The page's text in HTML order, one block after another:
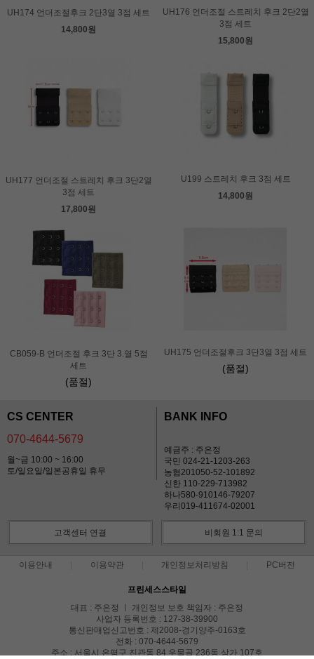
UH174 언더조절후크 2단3열 3점 세트
14,800원
UH176 언더조절 스트레치 후크 2단2열
3점 세트
15,800원
UH177 언더조절 스트레치 후크 3단2열
3점 세트
17,800원
U199 스트레치 후크 3점 세트
14,800원
CB059-B 언더조절 후크 3단 3.열 5점
세트
(품절)
UH175 언더조절후크 3단3열 3점 세트
(품절)
CS CENTER
070-4644-5679
월~금 10:00 ~ 16:00
토/일요일/일본공휴일 휴무
BANK INFO
예금주 : 주은정
국민 024-21-1203-263
농협201050-52-101892
신한 110-229-713982
하나580-910146-79207
우리019-411674-02001
고객센터 연결 비회원 1:1 문의
이용안내 이용약관 개인정보처리방침 PC버전
프린세스스타일
대표 : 주은정 ㅣ 개인정보 보호 책임자 : 주은정
사업자 등록번호 : 127-38-39900
통신판매업신고번호 : 제2008-경기양주-0163호
전화 : 070-4644-5679
주소 : 서울시 은평구 진관동 84 우물골 236동 상가 107호